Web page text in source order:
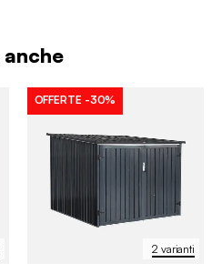
anche
2 varianti
OFFERTE -30%